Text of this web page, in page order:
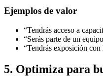
Ejemplos de valor
“Tendrás acceso a
“Serás parte de un
“Tendrás exposición
5. Optimiza para